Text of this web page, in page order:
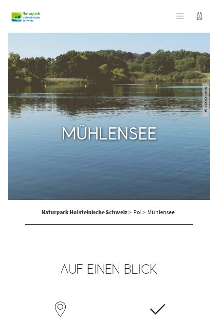
© Nicola Stein
MÜHLENSEE
Naturpark Holsteinische Schweiz> Poi > Mühlensee
AUF EINEN BLICK